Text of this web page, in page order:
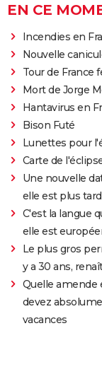
EN CE
Incendies en
Nouvelle
Tour de France
Mort de Jorge
Hantavirus en
Bison Futé
Lunettes pour
Carte de
Une nouvelle
elle est plus
C'est la langue
elle est
Le plus gros
y a 30 ans,
Quelle amende
devez
vacances